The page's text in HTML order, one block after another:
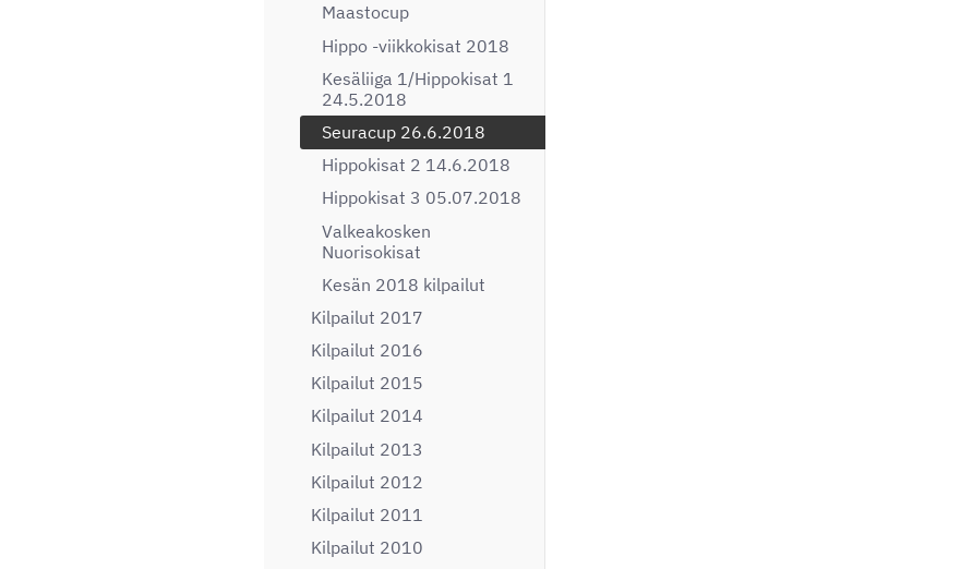
Maastocup
Hippo -viikkokisat 2018
Kesäliiga 1/Hippokisat 1
24.5.2018
Seuracup 26.6.2018
Hippokisat 2 14.6.2018
Hippokisat 3 05.07.2018
Valkeakosken
Nuorisokisat
Kesän 2018 kilpailut
Kilpailut 2017
Kilpailut 2016
Kilpailut 2015
Kilpailut 2014
Kilpailut 2013
Kilpailut 2012
Kilpailut 2011
Kilpailut 2010